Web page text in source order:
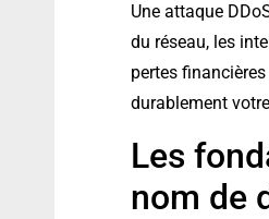
Une attaque
du réseau, les
pertes
durablement
Les
nom de